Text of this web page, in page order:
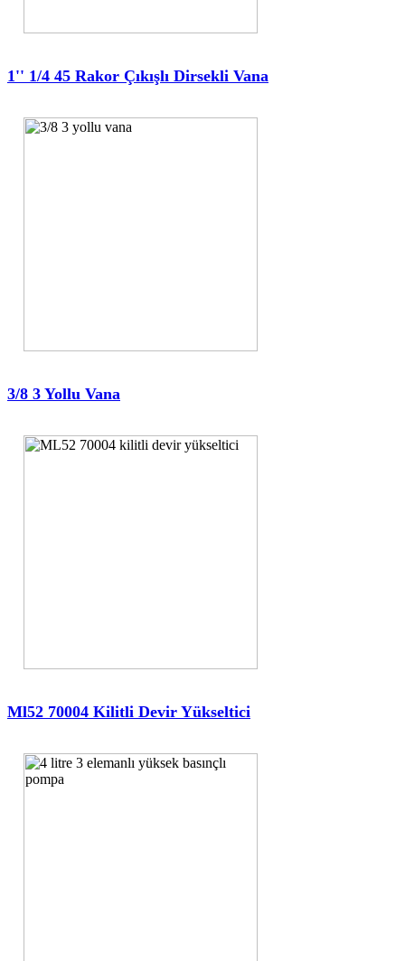
1'' 1/4 45 Rakor Çıkışlı Dirsekli Vana
3/8 3 Yollu Vana
Ml52 70004 Kilitli Devir Yükseltici